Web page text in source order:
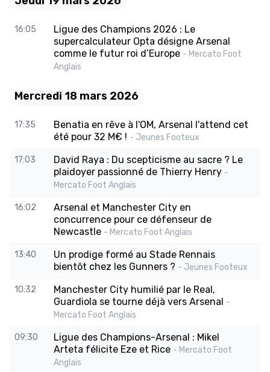
16:05
Ligue des Champions 2026 : Le
supercalculateur Opta désigne Arsenal
comme le futur roi d’Europe - Mercato Foot
Anglais
Mercredi 18 mars 2026
17:35
Benatia en rêve à l'OM, Arsenal l'attend cet
été pour 32 M€ ! - Jeunes Footeux
17:03
David Raya : Du scepticisme au sacre ? Le
plaidoyer passionné de Thierry Henry -
Mercato Foot Anglais
16:02
Arsenal et Manchester City en
concurrence pour ce défenseur de
Newcastle - Mercato Foot Anglais
13:40
Un prodige formé au Stade Rennais
bientôt chez les Gunners ? - Jeunes Footeux
10:32
Manchester City humilié par le Real,
Guardiola se tourne déjà vers Arsenal -
Mercato Foot Anglais
09:30
Ligue des Champions-Arsenal : Mikel
Arteta félicite Eze et Rice - Mercato Foot
Anglais